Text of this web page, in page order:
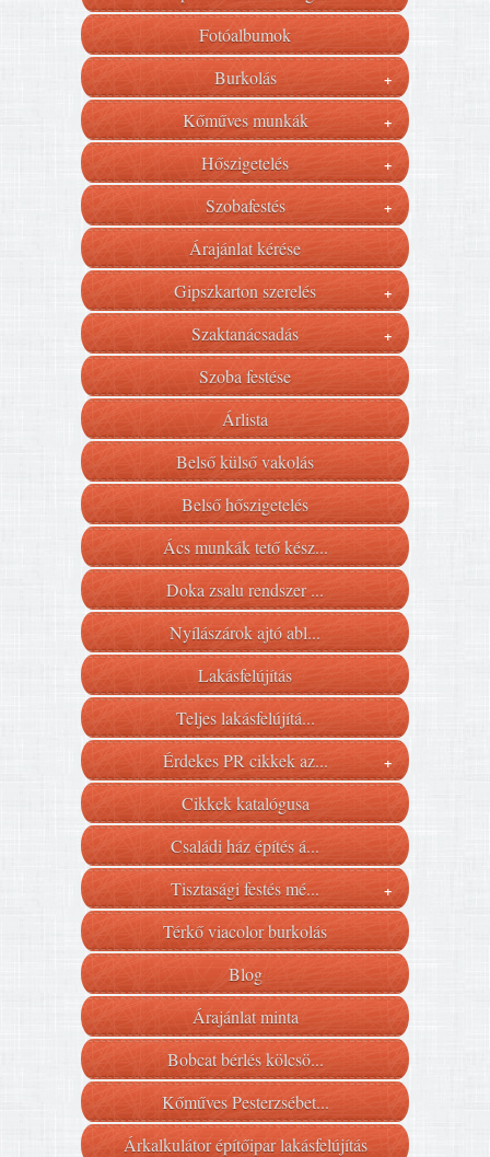
Fotóalbumok
Burkolás
+
Kőműves munkák +
Hőszigetelés +
Szobafestés +
Árajánlat kérése
Gipszkarton szerelés
+
Szaktanácsadás +
Szoba festése
Árlista
Belső külső vakolás
Belső hőszigetelés
Ács munkák tető kész...
Doka zsalu rendszer ...
Nyílászárok ajtó abl...
Lakásfelújítás
Teljes lakásfelújítá...
Érdekes PR cikkek az...
+
Cikkek katalógusa
Családi ház építés á...
Tisztasági festés mé...
+
Térkő viacolor burkolás
Blog
Árajánlat minta
Bobcat bérlés kölcsö...
Kőműves Pesterzsébet...
Árkalkulátor építőipar lakásfelújítás